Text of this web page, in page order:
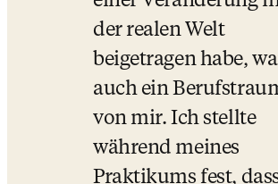
der realen Welt
beigetragen habe,
auch ein
von mir. Ich stellte
während meines
Praktikums fest,